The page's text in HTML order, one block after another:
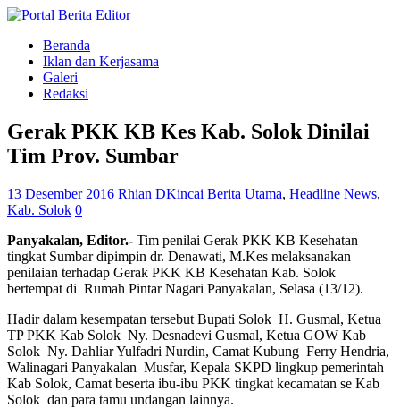
Beranda
Iklan dan Kerjasama
Galeri
Redaksi
Gerak PKK KB Kes Kab. Solok Dinilai
Tim Prov. Sumbar
13 Desember 2016 Rhian DKincai Berita Utama, Headline News,
Kab. Solok 0
Panyakalan, Editor.- Tim penilai Gerak PKK KB Kesehatan
tingkat Sumbar dipimpin dr. Denawati, M.Kes melaksanakan
penilaian terhadap Gerak PKK KB Kesehatan Kab. Solok
bertempat di Rumah Pintar Nagari Panyakalan, Selasa (13/12).
Hadir dalam kesempatan tersebut Bupati Solok H. Gusmal, Ketua
TP PKK Kab Solok Ny. Desnadevi Gusmal, Ketua GOW Kab
Solok Ny. Dahliar Yulfadri Nurdin, Camat Kubung Ferry Hendria,
Walinagari Panyakalan Musfar, Kepala SKPD lingkup pemerintah
Kab Solok, Camat beserta ibu-ibu PKK tingkat kecamatan se Kab
Solok dan para tamu undangan lainnya.